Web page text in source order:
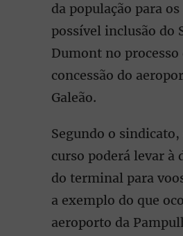
da população para
possível inclusão do
Dumont no processo
concessão do
Galeão.
Segundo o
curso poderá levar à
do terminal para
a exemplo do que
aeroporto da